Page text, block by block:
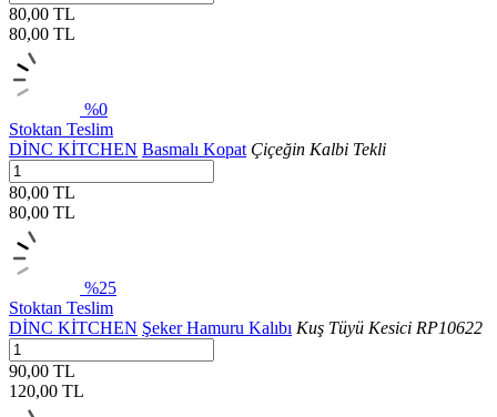
80,00 TL
80,00 TL
%0
Stoktan Teslim
DİNC KİTCHEN Basmalı Kopat Çiçeğin Kalbi Tekli
80,00 TL
80,00 TL
%25
Stoktan Teslim
DİNC KİTCHEN Şeker Hamuru Kalıbı Kuş Tüyü Kesici RP10622
90,00 TL
120,00 TL